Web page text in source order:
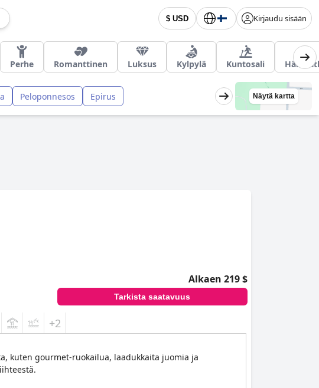
$ USD Kirjaudu sisään
Perhe Romanttinen Luksus Kylpylä Kuntosali
Peloponnesos Epirus Näytä kartta
Alkaen 219 $
Tarkista saatavuus
+2
kuten gourmet-ruokailua, laadukkaita juomia ja